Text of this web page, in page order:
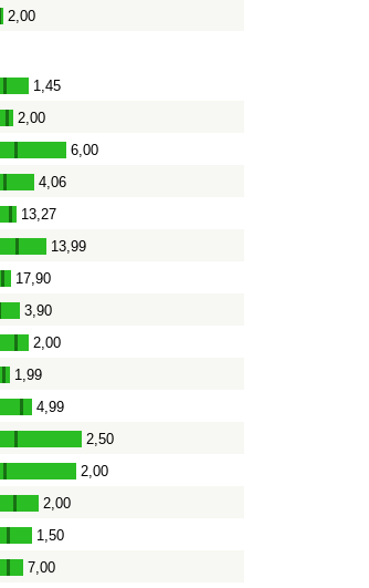
2,00
- 1,45
- 2,00
- 6,00
- 4,06
- 13,27
- 13,99
- 17,90
3,90
- 2,00
- 1,99
- 4,99
- 2,50
- 2,00
- 2,00
- 1,50
- 7,00